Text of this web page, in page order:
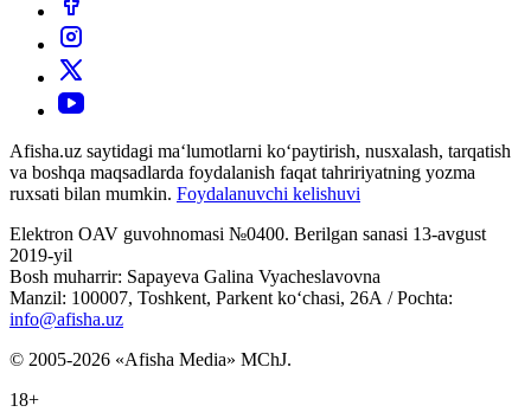
Afisha.uz saytidagi ma‘lumotlarni ko‘paytirish, nusxalash, tarqatish
va boshqa maqsadlarda foydalanish faqat tahririyatning yozma
ruxsati bilan mumkin. Foydalanuvchi kelishuvi
Elektron OAV guvohnomasi №0400. Berilgan sanasi 13-avgust
2019-yil
Bosh muharrir: Sapayeva Galina Vyacheslavovna
Manzil: 100007, Toshkent, Parkent ko‘chasi, 26А / Pochta:
info@afisha.uz
© 2005-2026 «Afisha Media» MChJ.
18+